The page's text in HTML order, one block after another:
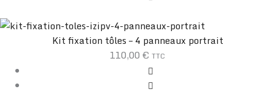
Kit fixation tôles – 4 panneaux portrait
110,00 € TTC